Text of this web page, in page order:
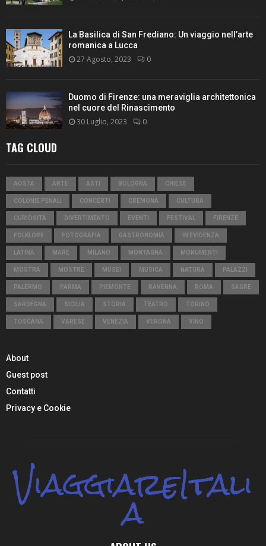
La Basilica di San Frediano: Un viaggio nell’arte
romanica a Lucca
27 Agosto, 2023 0
Duomo di Firenze: una meraviglia architettonica
nel cuore del Rinascimento
30 Luglio, 2023 0
TAG CLOUD
AOSTA ARTE ASTI BOLOGNA CHIESE
COLONIE PENALI CONCERTI CREMONA CULTURA
CURIOSITÀ DIVERTIMENTO EVENTI FESTIVAL FIRENZE
FOLKLORE FOTOGRAFIA GASTRONOMIA IN EVIDENZA
LATINA MARE MILANO MONTAGNA MONUMENTI
MOSTRA MOSTRE MUSEI MUSICA NATURA PALAZZI
PALERMO PARMA PIEMONTE RAVENNA ROMA SAGRE
SARDEGNA SICILIA STORIA TEATRO TORINO
TOSCANA VARESE VENEZIA VERONA VINO
About
Guest post
Contatti
Privacy e Cookie
ViaggiareItali
a